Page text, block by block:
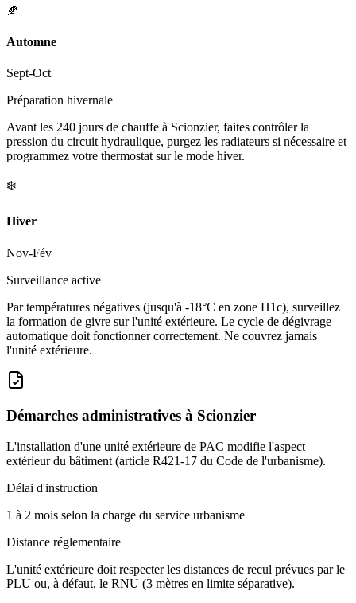
🍂
Automne
Sept-Oct
Préparation hivernale
Avant les 240 jours de chauffe à Scionzier, faites contrôler la
pression du circuit hydraulique, purgez les radiateurs si nécessaire et
programmez votre thermostat sur le mode hiver.
❄️
Hiver
Nov-Fév
Surveillance active
Par températures négatives (jusqu'à -18°C en zone H1c), surveillez
la formation de givre sur l'unité extérieure. Le cycle de dégivrage
automatique doit fonctionner correctement. Ne couvrez jamais
l'unité extérieure.
Démarches administratives à Scionzier
L'installation d'une unité extérieure de PAC modifie l'aspect
extérieur du bâtiment (article R421-17 du Code de l'urbanisme).
Délai d'instruction
1 à 2 mois selon la charge du service urbanisme
Distance réglementaire
L'unité extérieure doit respecter les distances de recul prévues par le
PLU ou, à défaut, le RNU (3 mètres en limite séparative).